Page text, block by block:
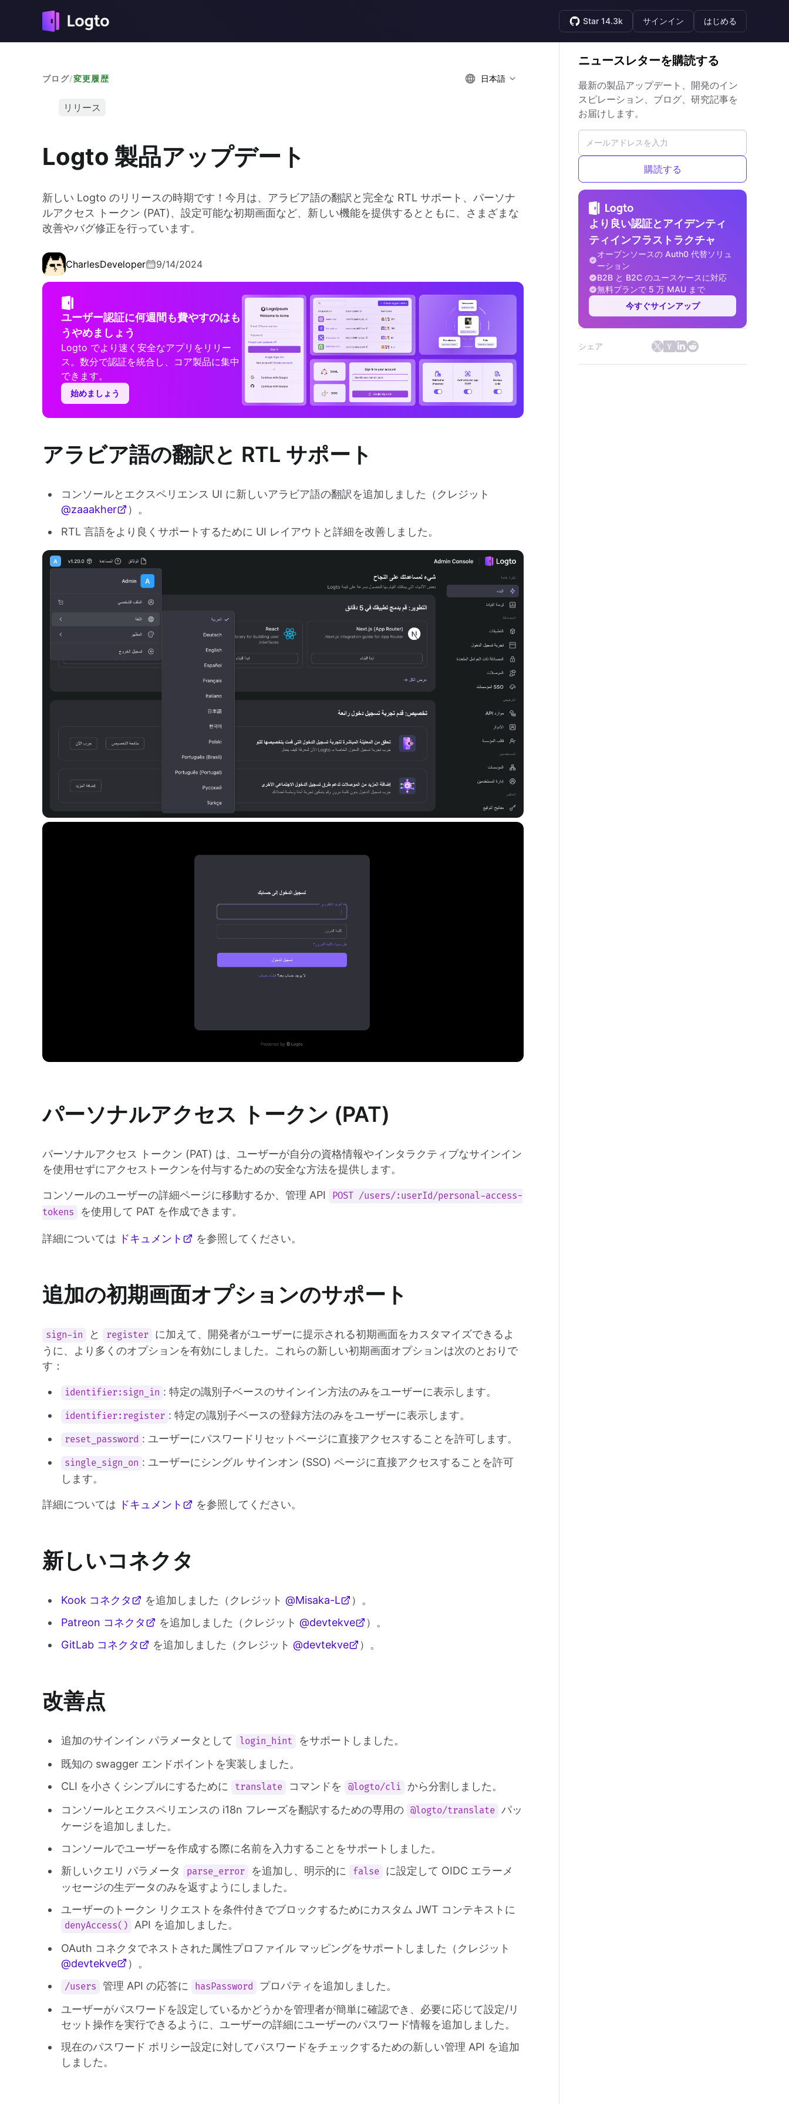
Star 14.3k サインイン はじめる
ブログ/変更履歴 日本語
リリース
Logto 製品アップデート
新しい Logto のリリースの時期です！今月は、アラビア語の翻訳と完全な RTL サポート、パーソナ
ルアクセス トークン (PAT)、設定可能な初期画面など、新しい機能を提供するとともに、さまざまな
改善やバグ修正を行っています。
CharlesDeveloper 9/14/2024
ユーザー認証に何週間も費やすのはも
うやめましょう
Logto でより速く安全なアプリをリリー
ス。数分で認証を統合し、コア製品に集中
できます。
始めましょう
アラビア語の翻訳と RTL サポート
コンソールとエクスペリエンス UI に新しいアラビア語の翻訳を追加しました（クレジット
@zaaakher
）。
RTL 言語をより良くサポートするために UI レイアウトと詳細を改善しました。
パーソナルアクセス トークン (PAT)
パーソナルアクセス トークン (PAT) は、ユーザーが自分の資格情報やインタラクティブなサインイン
を使用せずにアクセストークンを付与するための安全な方法を提供します。
コンソールのユーザーの詳細ページに移動するか、管理 API
POST /users/:userId/personal-access-
tokens
を使用して PAT を作成できます。
詳細については ドキュメント を参照してください。
追加の初期画面オプションのサポート
sign-in と register
に加えて、開発者がユーザーに提示される初期画面をカスタマイズできるよ
うに、より多くのオプションを有効にしました。これらの新しい初期画面オプションは次のとおりで
す：
identifier:sign_in : 特定の識別子ベースのサインイン方法のみをユーザーに表示します。
identifier:register : 特定の識別子ベースの登録方法のみをユーザーに表示します。
reset_password : ユーザーにパスワードリセットページに直接アクセスすることを許可します。
single_sign_on : ユーザーにシングル サインオン (SSO) ページに直接アクセスすることを許可
します。
詳細については ドキュメント を参照してください。
新しいコネクタ
Kook コネクタ を追加しました（クレジット @Misaka-L
）。
Patreon コネクタ
を追加しました（クレジット @devtekve
）。
GitLab コネクタ
を追加しました（クレジット @devtekve ）。
改善点
追加のサインイン パラメータとして login_hint
をサポートしました。
既知の swagger エンドポイントを実装しました。
CLI を小さくシンプルにするために
translate コマンドを @logto/cli
から分割しました。
コンソールとエクスペリエンスの i18n フレーズを翻訳するための専用の @logto/translate パッ
ケージを追加しました。
コンソールでユーザーを作成する際に名前を入力することをサポートしました。
新しいクエリ パラメータ
parse_error を追加し、明示的に false
に設定して OIDC エラーメ
ッセージの生データのみを返すようにしました。
ユーザーのトークン リクエストを条件付きでブロックするためにカスタム JWT コンテキストに
denyAccess()
API を追加しました。
OAuth コネクタでネストされた属性プロファイル マッピングをサポートしました（クレジット
@devtekve
）。
/users 管理 API の応答に hasPassword
プロパティを追加しました。
ユーザーがパスワードを設定しているかどうかを管理者が簡単に確認でき、必要に応じて設定/リ
セット操作を実行できるように、ユーザーの詳細にユーザーのパスワード情報を追加しました。
現在のパスワード ポリシー設定に対してパスワードをチェックするための新しい管理 API を追加
しました。
ニュースレターを購読する
最新の製品アップデート、開発のイン
スピレーション、ブログ、研究記事を
お届けします。
購読する
より良い認証とアイデンティ
ティインフラストラクチャ
オープンソースの Auth0 代替ソリュ
ーション
B2B と B2C のユースケースに対応
無料プランで 5 万 MAU まで
今すぐサインアップ
シェア